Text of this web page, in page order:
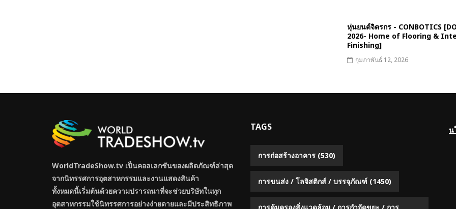
หุ่นยนต์จิตรกร - CONBOTICS
2026- Home of Flooring &
Finishing]
กุมภาพันธ์ 12, 2026
WorldTradeShow.tv เป็นคอลเลกชันของผลิตภัณฑ์ล่าสุด
จากนิทรรศการอุตสาหกรรมและงานแสดงสินค้า
ทั้งหมดนี้เริ่มต้นด้วยความปรารถนาที่จะช่วยบริษัทในทุก
อุตสาหกรรมใช้นิทรรศการอย่างง่ายดายและมีประสิทธิภาพ
TAGS
การก่อสร้างอาคาร (530)
การขนส่ง / โลจิสติกส์ / บรรจุภัณฑ์ (1450)
น